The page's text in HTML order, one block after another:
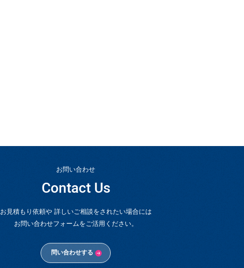
お問い合わせ
Contact Us
お見積もり依頼や 詳しいご相談をされたい場合には
お問い合わせフォームをご活用ください。
問い合わせする